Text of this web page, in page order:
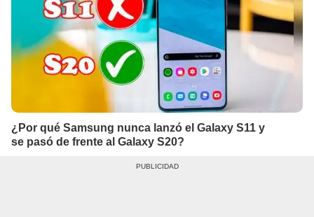
¿Por qué Samsung nunca lanzó el Galaxy S11 y
se pasó de frente al Galaxy S20?